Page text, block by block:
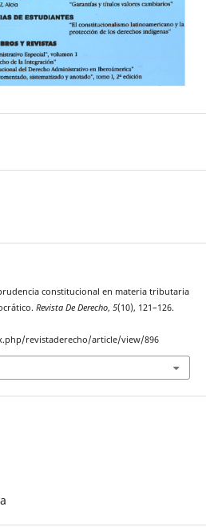
constitucional en materia tributaria
Revista De Derecho, 5(10), 121–126.
revistaderecho/article/view/896